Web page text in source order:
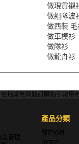
做現貨襯
做組隊波
做西裝 毛
做車模衫
做隊衫
做龍舟衫
括常見問題訂購指引 常用
業管理
產品分類
關於iGift